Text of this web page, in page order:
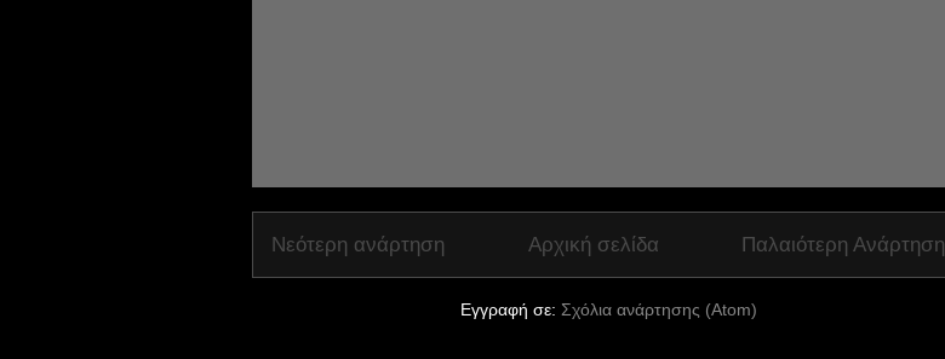
Νεότερη ανάρτηση Παλαιότερη Ανάρτηση
Αρχική σελίδα
Εγγραφή σε: Σχόλια ανάρτησης (Atom)